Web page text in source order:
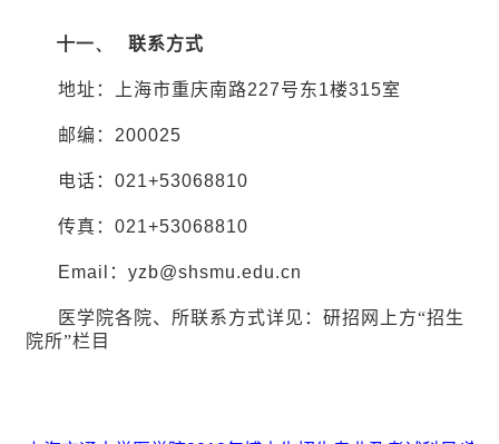
十一、 联系方式
地址：上海市重庆南路227号东1楼315室
邮编： 200025
电话： 021+53068810
传真： 021+53068810
Email ： yzb@shsmu.edu.cn
医学院各院、所联系方式详见： 研招网上方“招生
院所”栏目